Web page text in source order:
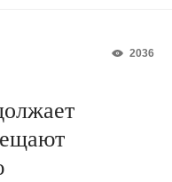
2036